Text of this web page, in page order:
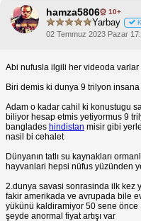
hamza5806 10+
Yarbay
02 Temmuz 2023 Pazar
Abi nufusla ilgili her videoda varlar
Biri demis ki dunya 9 trilyon
Adam o kadar cahil ki konustugu
biliyor hesap etmis yetiyormus 9
banglades hindistan misir gibi
nasil bi cehalet
Dünyanın tatlı su kaynakları
hayvanlari hepsi nüfus yüzünden
2.dunya savasi sonrasinda ilk kez
fakir amerikada ve avrupada bile
yükünü kaldiramiyor 50 sene
şeyde anormal fiyat artışı var